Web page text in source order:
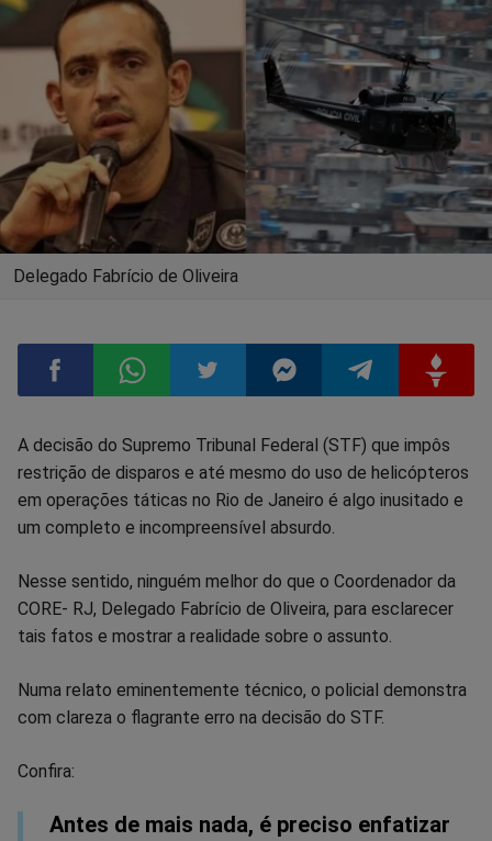
Delegado Fabrício de Oliveira
Compartilhar
no
Compartilhar
no
Compartilhar
no
Compartilhar
no
Compartilhar
no
no
A decisão do Supremo Tribunal Federal (STF) que impôs
restrição de disparos e até mesmo do uso de helicópteros
em operações táticas no Rio de Janeiro é algo inusitado e
um completo e incompreensível absurdo.
Nesse sentido, ninguém melhor do que o Coordenador da
CORE- RJ, Delegado Fabrício de Oliveira, para esclarecer
tais fatos e mostrar a realidade sobre o assunto.
Numa relato eminentemente técnico, o policial demonstra
com clareza o flagrante erro na decisão do STF.
Confira:
Antes de mais nada, é preciso enfatizar